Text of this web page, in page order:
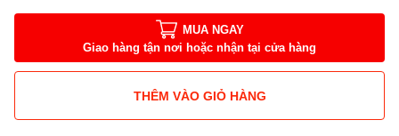
MUA NGAY
Giao hàng tận nơi hoặc nhận tại cửa hàng
THÊM VÀO GIỎ HÀNG